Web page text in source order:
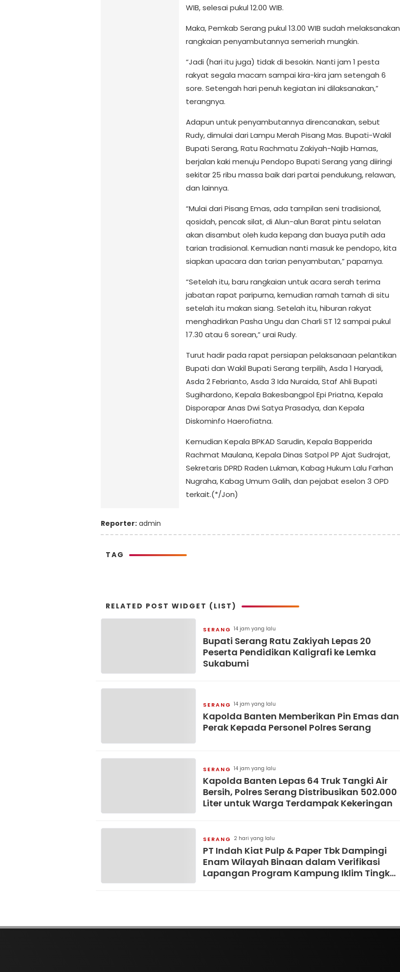
WIB, selesai pukul 12.00 WIB.
Maka, Pemkab Serang pukul 13.00 WIB sudah melaksanakan
rangkaian penyambutannya semeriah mungkin.
“Jadi (hari itu juga) tidak di besokin. Nanti jam 1 pesta
rakyat segala macam sampai kira-kira jam setengah 6
sore. Setengah hari penuh kegiatan ini dilaksanakan,”
terangnya.
Adapun untuk penyambutannya direncanakan, sebut
Rudy, dimulai dari Lampu Merah Pisang Mas. Bupati-Wakil
Bupati Serang, Ratu Rachmatu Zakiyah-Najib Hamas,
berjalan kaki menuju Pendopo Bupati Serang yang diiringi
sekitar 25 ribu massa baik dari partai pendukung, relawan,
dan lainnya.
“Mulai dari Pisang Emas, ada tampilan seni tradisional,
qosidah, pencak silat, di Alun-alun Barat pintu selatan
akan disambut oleh kuda kepang dan buaya putih ada
tarian tradisional. Kemudian nanti masuk ke pendopo, kita
siapkan upacara dan tarian penyambutan,” paparnya.
“Setelah itu, baru rangkaian untuk acara serah terima
jabatan rapat paripurna, kemudian ramah tamah di situ
setelah itu makan siang. Setelah itu, hiburan rakyat
menghadirkan Pasha Ungu dan Charli ST 12 sampai pukul
17.30 atau 6 sorean,” urai Rudy.
Turut hadir pada rapat persiapan pelaksanaan pelantikan
Bupati dan Wakil Bupati Serang terpilih, Asda 1 Haryadi,
Asda 2 Febrianto, Asda 3 Ida Nuraida, Staf Ahli Bupati
Sugihardono, Kepala Bakesbangpol Epi Priatna, Kepala
Disporapar Anas Dwi Satya Prasadya, dan Kepala
Diskominfo Haerofiatna.
Kemudian Kepala BPKAD Sarudin, Kepala Bapperida
Rachmat Maulana, Kepala Dinas Satpol PP Ajat Sudrajat,
Sekretaris DPRD Raden Lukman, Kabag Hukum Lalu Farhan
Nugraha, Kabag Umum Galih, dan pejabat eselon 3 OPD
terkait.(*/Jon)
Reporter: admin
TAG
RELATED POST WIDGET (LIST)
SERANG 14 jam yang lalu
Bupati Serang Ratu Zakiyah Lepas 20
Peserta Pendidikan Kaligrafi ke Lemka
Sukabumi
SERANG 14 jam yang lalu
Kapolda Banten Memberikan Pin Emas dan
Perak Kepada Personel Polres Serang
SERANG 14 jam yang lalu
Kapolda Banten Lepas 64 Truk Tangki Air
Bersih, Polres Serang Distribusikan 502.000
Liter untuk Warga Terdampak Kekeringan
SERANG 2 hari yang lalu
PT Indah Kiat Pulp & Paper Tbk Dampingi
Enam Wilayah Binaan dalam Verifikasi
Lapangan Program Kampung Iklim Tingkat